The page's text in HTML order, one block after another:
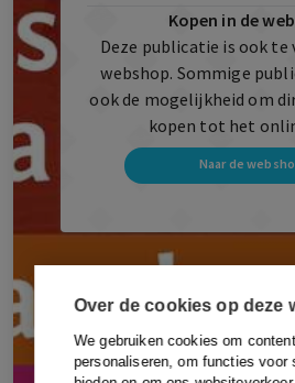
Over de cookies op deze
We gebruiken cookies om
personaliseren, om functies voor
Kopen in de
Deze publicatie is ook te
webshop. Sommige
ook de mogelijkheid om
kopen tot het
Naar de